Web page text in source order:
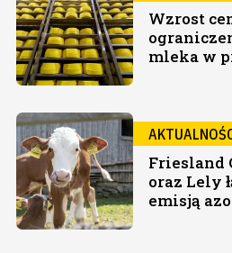
Wzrost
mleka w
Friesland
oraz Lely
emisją